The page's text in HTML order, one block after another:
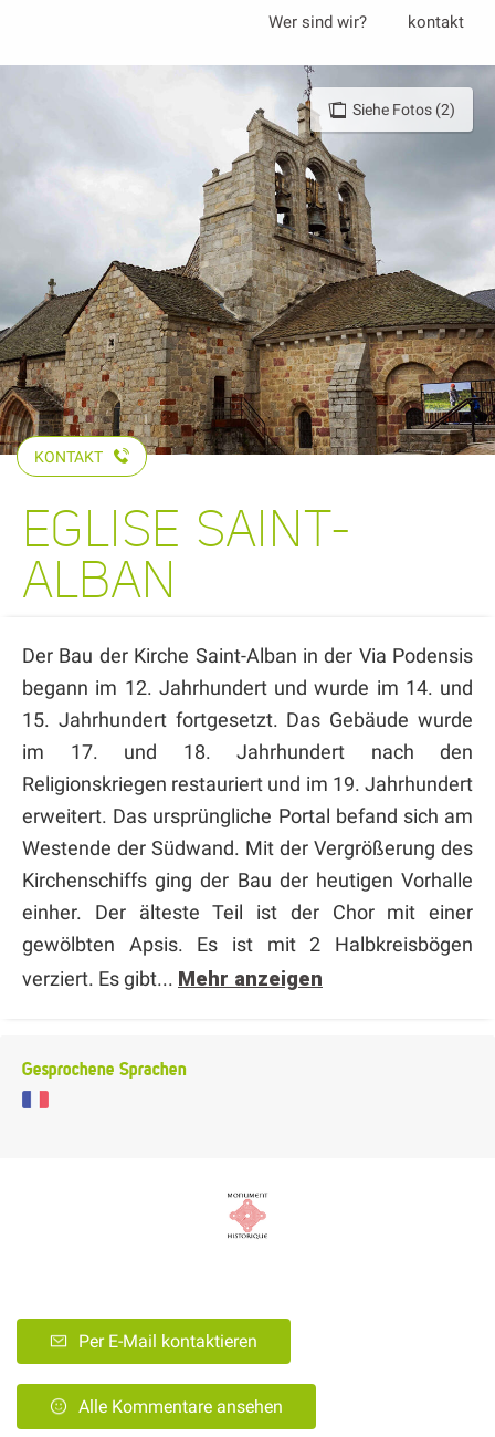
Wer sind wir? kontakt
Siehe Fotos (2)
KONTAKT
EGLISE SAINT-
ALBAN
Der Bau der Kirche Saint-Alban in der Via Podensis
begann im 12. Jahrhundert und wurde im 14. und
15. Jahrhundert fortgesetzt. Das Gebäude wurde
im 17. und 18. Jahrhundert nach den
Religionskriegen restauriert und im 19. Jahrhundert
erweitert. Das ursprüngliche Portal befand sich am
Westende der Südwand. Mit der Vergrößerung des
Kirchenschiffs ging der Bau der heutigen Vorhalle
einher. Der älteste Teil ist der Chor mit einer
gewölbten Apsis. Es ist mit 2 Halbkreisbögen
verziert. Es gibt... Mehr anzeigen
Gesprochene Sprachen
Per E-Mail kontaktieren
Alle Kommentare ansehen